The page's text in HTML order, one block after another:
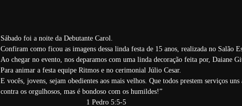
Sábado foi a noite da Debutante Carol.
Confiram como ficou as imagens dessa linda festa de 15 anos, realizada no Salão
Ao chegar no evento, nos deparamos com uma linda decoração feita por, Daiane
Para animar a festa equipe Ritmos e no cerimonial Júlio Cesar.
E vocês, jovens, sejam obedientes aos mais velhos. Que todos prestem serviços
contra os orgulhosos, mas é bondoso com os humildes!”
1 Pedro 5:5-5